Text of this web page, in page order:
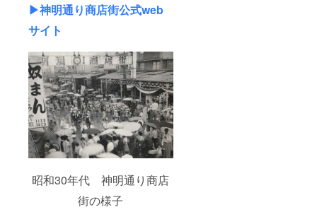
▶︎神明通り商店街公式web
サイト
昭和30年代 神明通り商店
街の様子